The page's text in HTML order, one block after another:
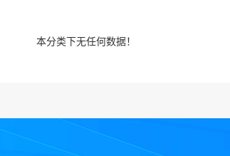
本分类下无任何数据！